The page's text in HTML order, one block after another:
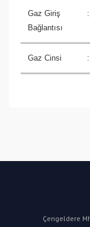
Gaz Giriş
Bağlantısı
:
Gaz Cinsi :
Çengeldere